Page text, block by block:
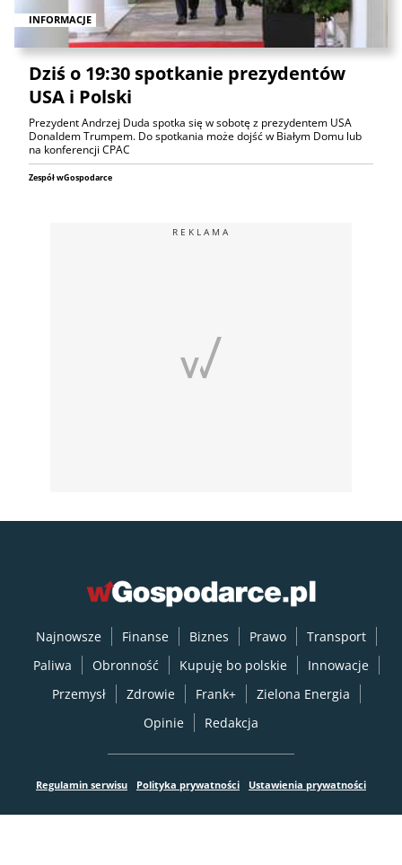
INFORMACJE
Dziś o 19:30 spotkanie prezydentów
USA i Polski
Prezydent Andrzej Duda spotka się w sobotę z prezydentem USA
Donaldem Trumpem. Do spotkania może dojść w Białym Domu lub
na konferencji CPAC
Zespół wGospodarce
REKLAMA
Najnowsze Finanse Biznes Prawo
Transport
Paliwa
Obronność Kupuję bo polskie
Innowacje
Przemysł
Zdrowie Frank+
Zielona Energia
Opinie
Redakcja
Regulamin serwisu Polityka prywatności Ustawienia prywatności